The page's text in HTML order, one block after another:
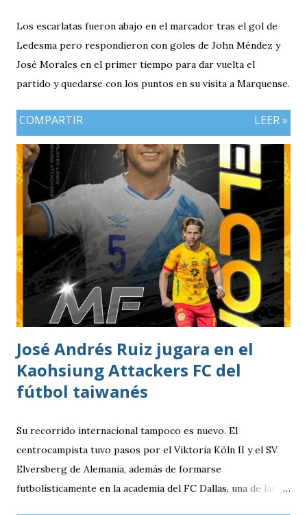
Los escarlatas fueron abajo en el marcador tras el gol de
Ledesma pero respondieron con goles de John Méndez y
José Morales en el primer tiempo para dar vuelta el
partido y quedarse con los puntos en su visita a Marquense.
COMPARTIR LEER »
José Andrés Ruiz jugara en el
Kaohsiung Attackers FC del
fútbol taiwanés
Su recorrido internacional tampoco es nuevo. El
centrocampista tuvo pasos por el Viktoria Köln II y el SV
Elversberg de Alemania, además de formarse
futbolísticamente en la academia del FC Dallas, una de las